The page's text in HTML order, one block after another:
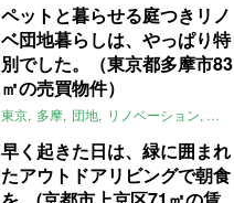
ペットと暮らせる庭つきリノ
ベ団地暮らしは、やっぱり特
別でした。（東京都多摩市83
㎡の売買物件）
東京 多摩 団地 リノベーション 庭
早く起きた日は、緑に囲まれ
たアウトドアリビングで朝食